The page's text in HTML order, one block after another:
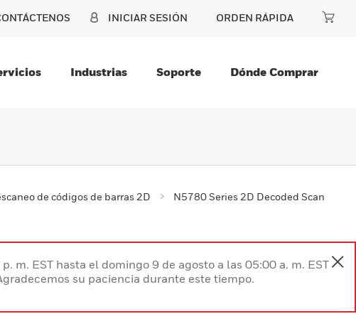
INICIAR SESIÓN ORDEN RÁPIDA
Industrias Soporte Dónde Comprar
de códigos de barras 2D
N5780 Series 2D Decoded Scan
m. EST hasta el domingo 9 de agosto a las 05:00 a. m. EST
su paciencia durante este tiempo.